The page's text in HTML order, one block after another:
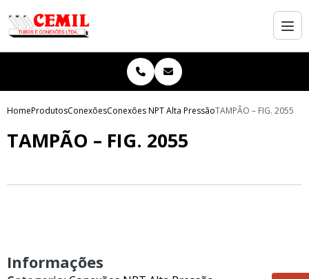
HomeProdutosConexõesConexões NPT Alta PressãoTAMPÃO – FIG. 2055
TAMPÃO – FIG. 2055
Informações